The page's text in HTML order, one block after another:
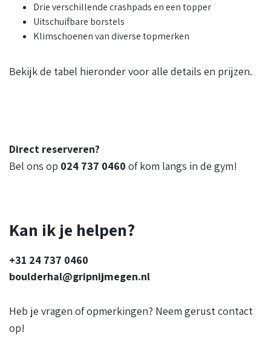
Drie verschillende crashpads en een topper
Uitschuifbare borstels
Klimschoenen van diverse topmerken
Bekijk de tabel hieronder voor alle details en prijzen.
Direct reserveren?
Bel ons op 024 737 0460 of kom langs in de gym!
Kan ik je helpen?
+31 24 737 0460
boulderhal@gripnijmegen.nl
Heb je vragen of opmerkingen? Neem gerust contact
op!